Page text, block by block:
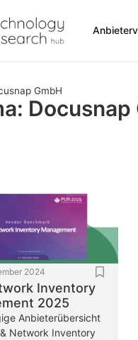
GmbH
Docusnap
2024
Inventory
2025
Anbieterübersicht
Network Inventory